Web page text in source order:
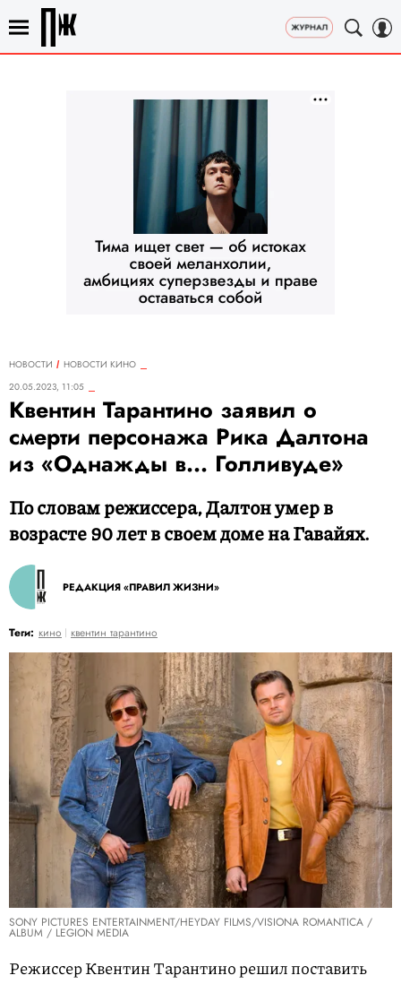
НОВОСТИ
НОВОСТИ КИНО
20.05.2023, 11:05
Квентин Тарантино заявил о
смерти персонажа Рика Далтона
из «Однажды в... Голливуде»
По словам режиссера, Далтон умер в
возрасте 90 лет в своем доме на Гавайях.
РЕДАКЦИЯ «ПРАВИЛ ЖИЗНИ»
Теги: кино квентин тарантино
SONY PICTURES ENTERTAINMENT/HEYDAY FILMS/VISIONA ROMANTICA /
ALBUM / LEGION MEDIA
Режиссер Квентин Тарантино решил поставить